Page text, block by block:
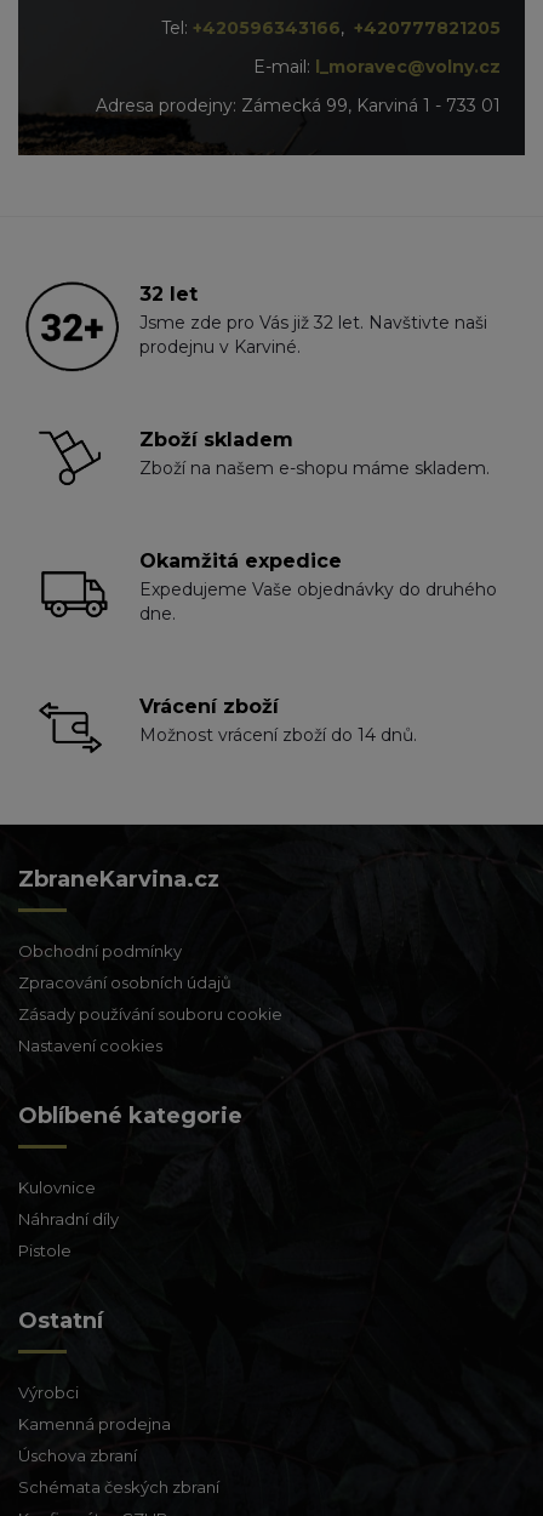
Tel: +420596343166, +420777821205
E-mail: l_moravec@volny.cz
Adresa prodejny: Zámecká 99, Karviná 1 - 733 01
32 let
Jsme zde pro Vás již 32 let. Navštivte naši
prodejnu v Karviné.
Zboží skladem
Zboží na našem e-shopu máme skladem.
Okamžitá expedice
Expedujeme Vaše objednávky do druhého
dne.
Vrácení zboží
Možnost vrácení zboží do 14 dnů.
ZbraneKarvina.cz
Obchodní podmínky
Zpracování osobních údajů
Zásady používání souboru cookie
Nastavení cookies
Oblíbené kategorie
Kulovnice
Náhradní díly
Pistole
Ostatní
Výrobci
Kamenná prodejna
Úschova zbraní
Schémata českých zbraní